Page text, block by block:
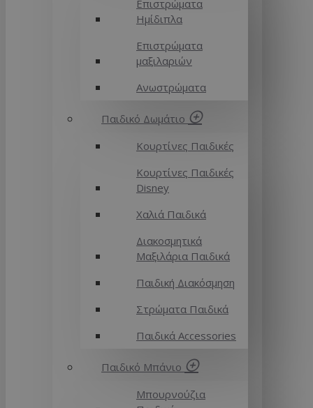
Επιστρώματα
Ημίδιπλα
Επιστρώματα
μαξιλαριών
Ανωστρώματα
Παιδικό Δωμάτιο
Κουρτίνες Παιδικές
Κουρτίνες Παιδικές
Disney
Χαλιά Παιδικά
Διακοσμητικά
Μαξιλάρια Παιδικά
Παιδική Διακόσμηση
Στρώματα Παιδικά
Παιδικά Accessories
Παιδικό Μπάνιο
Μπουρνούζια